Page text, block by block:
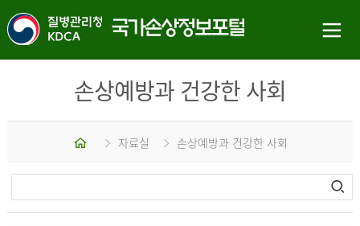
손상예방과 건강한 사회
홈 자료실 손상예방과 건강한 사회